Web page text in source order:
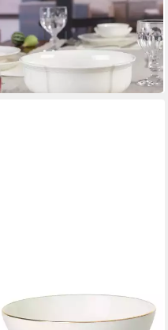
Müslischale Manoir
Dessertschale
ab 26,90 €
in 4-5 Werktagen bei dir